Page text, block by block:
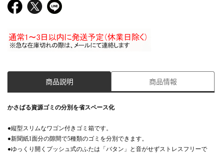
商品説明 商品情報
かさばる資源ゴミの分別を省スペース化
●縦型スリムなワゴン付きゴミ箱です。
●新聞紙1面分の隙間で5種類のゴミを分別できます。
●ゆっくり開くプッシュ式のふたは「バタン」と音がせずストレスフリーで